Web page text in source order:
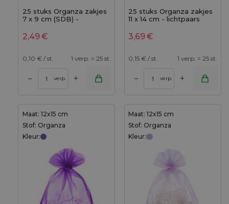
25 stuks Organza zakjes
7 x 9 cm (SDB) -
2,49€
0,10 € / st. 1 verp. = 25 st.
– verp. +
25 stuks Organza zakjes
11 x 14 cm - lichtpaars
3,69€
0,15 € / st. 1 verp. = 25 st.
– verp. +
Maat: 12x15 cm
Stof: Organza
Kleur:
Maat: 12x15 cm
Stof: Organza
Kleur: